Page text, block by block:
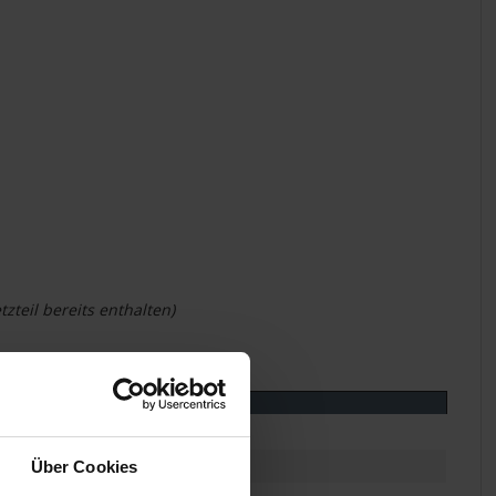
Über Cookies
bereits enthalten)